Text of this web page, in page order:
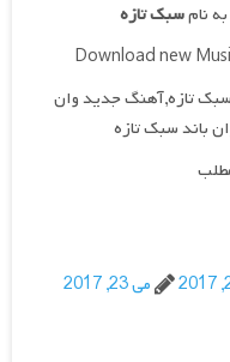
به نامسبک تازه
Download new
می 23, 2017